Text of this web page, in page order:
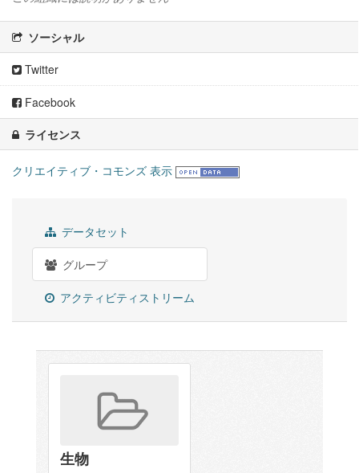
ソーシャル
Twitter
Facebook
ライセンス
クリエイティブ・コモンズ 表示
データセット
グループ
アクティビティストリーム
生物